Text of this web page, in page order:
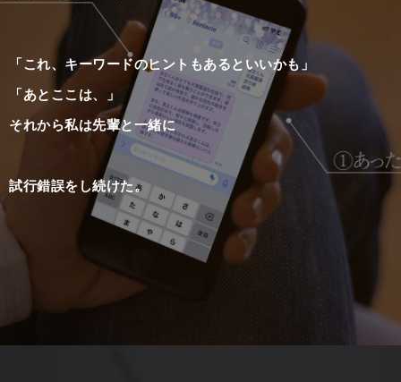
「これ、キーワードのヒントもあるといいかも」
「あとここは、」
それから私は先輩と一緒に
試行錯誤をし続けた。